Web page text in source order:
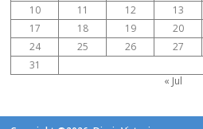
10
11 12 13
17
18 19 20
24
25 26 27
31
« Jul